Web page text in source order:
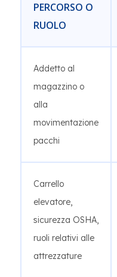
PERCORSO O
RUOLO
Addetto al
magazzino o
alla
movimentazione
pacchi
Carrello
elevatore,
sicurezza OSHA,
ruoli relativi alle
attrezzature